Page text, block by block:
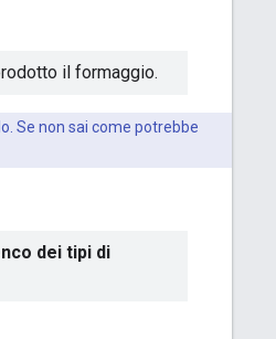
il formaggio.
Se non sai come potrebbe
dei tipi di